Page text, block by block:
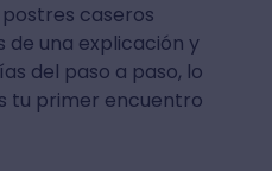
caseros
una explicación y
del paso a paso, lo
tu primer encuentro